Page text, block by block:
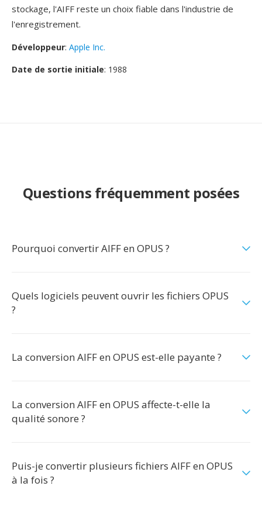
stockage, l'AIFF reste un choix fiable dans l'industrie de
l'enregistrement.
Développeur: Apple Inc.
Date de sortie initiale: 1988
Questions fréquemment posées
Pourquoi convertir AIFF en OPUS ?
Quels logiciels peuvent ouvrir les fichiers OPUS
?
La conversion AIFF en OPUS est-elle payante ?
La conversion AIFF en OPUS affecte-t-elle la
qualité sonore ?
Puis-je convertir plusieurs fichiers AIFF en OPUS
à la fois ?